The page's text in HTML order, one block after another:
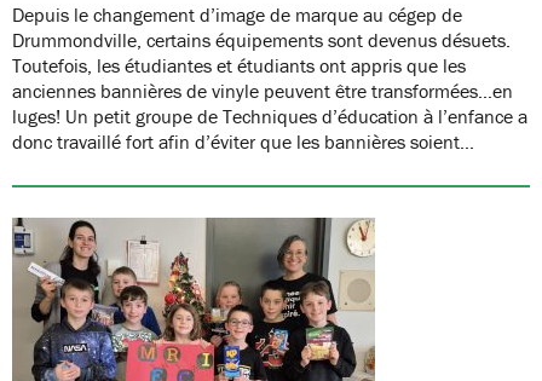
Depuis le changement d’image de marque au cégep de
Drummondville, certains équipements sont devenus désuets.
Toutefois, les étudiantes et étudiants ont appris que les
anciennes bannières de vinyle peuvent être transformées…en
luges! Un petit groupe de Techniques d’éducation à l’enfance a
donc travaillé fort afin d’éviter que les bannières soient…